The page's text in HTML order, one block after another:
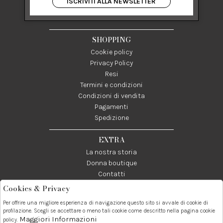
84122 Salerno Italia
P IVA 03024950655
SHOPPING
Cookie policy
Privacy Policy
Resi
Termini e condizioni
Condizioni di vendita
Pagamenti
Spedizione
EXTRA
La nostra storia
Donna boutique
Contatti
Telefono:
089237858
Whatsapp:
3338855601
Contatti:
info@donna1981.it
Cookies & Privacy
Per offrire una migliore esperienza di navigazione questo sito si avvale di cookie di
profilazione. Scegli se accettare o meno tali cookie come descritto nella pagina cookie
policy. Maggiori Informazioni